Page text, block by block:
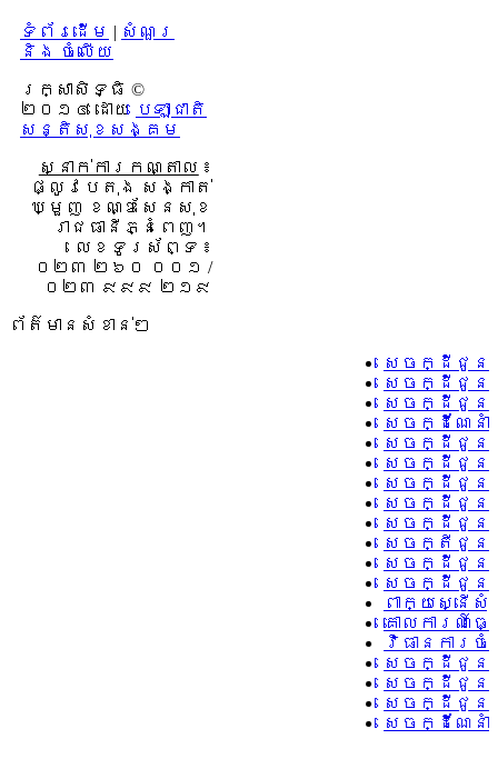
ទំព័រដើម | សំណួរ
និង ចំលើយ
រក្សាសិទ្ធិ ©
២០១៤ ដោយ​ បេឡាជាតិ
សន្តិសុខសង្គម
ស្នាក់ការកណ្តាល ៖
ផ្លូវបេតុង សង្កាត់
ឃ្មួញ ខណ្ឌសែនសុខ
រាជធានីភ្នំពេញ។
លេខទូរស័ព្ទ ៖
០២៣ ២៦០ ០០១ /
០២៣ ៩៩៩ ២១៩
ព័ត៌មានសំខាន់ៗ
សេចក្ដីជូនដំ
សេចក្ដីជូន
សេចក្ដីជូន
សេចក្ដីណែន
សេចក្ដីជូន
សេចក្ដីជូនដំ
សេចក្ដីជូនដំ
សេចក្ដីជូនដំ
សេចក្ដីជូនដំ
សេចក្តីជូន
សេចក្ដីជូន
សេចក្ដីជូន
ពាក្យស្នើ
គោលការណ៍ធ្
វិធានការ
សេចក្ដីជូន
សេចក្ដីជូន
សេចក្ដីជូន
សេចក្ដីណែន